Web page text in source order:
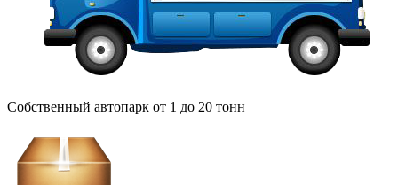
Собственный автопарк от 1 до 20 тонн